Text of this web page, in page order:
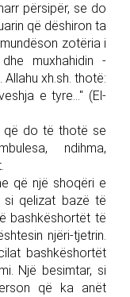
përsipër, se do
që dëshiron ta
zotëria i
muxhahidin -
xh.sh. thotë:
e tyre..." (El-
që do të thotë se
ndihma,
që një shoqëri e
si qelizat bazë të
bashkëshortët të
njëri-tjetrin.
bashkëshortët
Një besimtar, si
që ka anët